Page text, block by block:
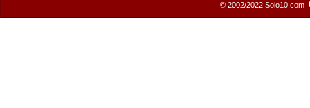
© 2002/2022 Solo10.com